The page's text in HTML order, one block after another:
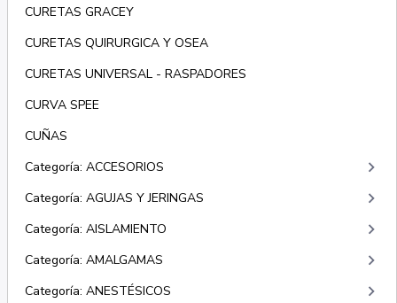
CURETAS GRACEY
CURETAS QUIRURGICA Y OSEA
CURETAS UNIVERSAL - RASPADORES
CURVA SPEE
CUÑAS
Categoría: ACCESORIOS
keyboard_arrow_right
Categoría: AGUJAS Y JERINGAS keyboard_arrow_right
Categoría: AISLAMIENTO keyboard_arrow_right
Categoría: AMALGAMAS keyboard_arrow_right
Categoría: ANESTÉSICOS keyboard_arrow_right